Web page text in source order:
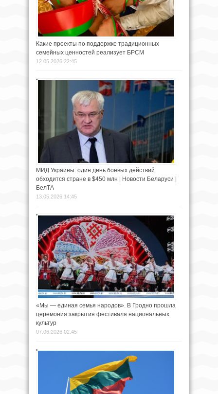
Какие проекты по поддержке традиционных
семейных ценностей реализует БРСМ
12.05.2026 22:45
МИД Украины: один день боевых действий
обходится стране в $450 млн | Новости Беларуси |
БелТА
13.05.2026 14:45
«Мы — единая семья народов». В Гродно прошла
церемония закрытия фестиваля национальных
культур
07.06.2026 02:45